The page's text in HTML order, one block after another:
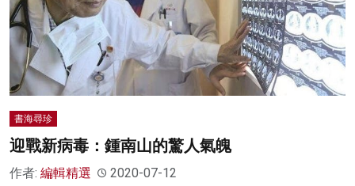
書海尋珍
迎戰新病毒：鍾南山的驚人氣魄
作者: 編輯精選 2020-07-12